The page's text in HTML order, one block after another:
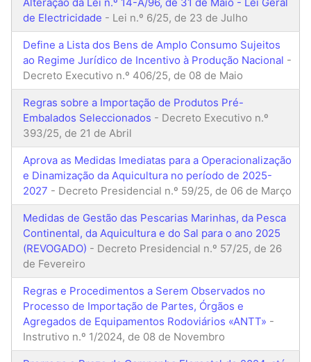
de Electricidade - Lei n.º 6/25, de 23 de Julho
Define a Lista dos Bens de Amplo Consumo Sujeitos
ao Regime Jurídico de Incentivo à Produção Nacional -
Decreto Executivo n.º 406/25, de 08 de Maio
Regras sobre a Importação de Produtos Pré-
Embalados Seleccionados - Decreto Executivo n.º
393/25, de 21 de Abril
Aprova as Medidas Imediatas para a Operacionalização
e Dinamização da Aquicultura no período de 2025-
2027 - Decreto Presidencial n.º 59/25, de 06 de Março
Medidas de Gestão das Pescarias Marinhas, da Pesca
Continental, da Aquicultura e do Sal para o ano 2025
(REVOGADO) - Decreto Presidencial n.º 57/25, de 26
de Fevereiro
Regras e Procedimentos a Serem Observados no
Processo de Importação de Partes, Órgãos e
Agregados de Equipamentos Rodoviários «ANTT» -
Instrutivo n.º 1/2024, de 08 de Novembro